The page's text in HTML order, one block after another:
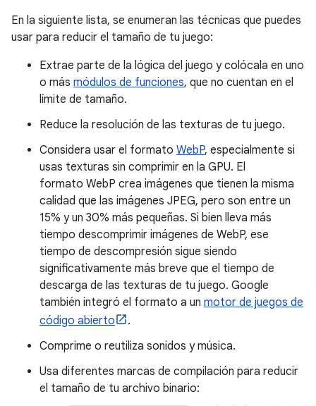
En la siguiente lista, se enumeran las técnicas que puedes
usar para reducir el tamaño de tu juego:
Extrae parte de la lógica del juego y colócala en uno
o más módulos de funciones, que no cuentan en el
límite de tamaño.
Reduce la resolución de las texturas de tu juego.
Considera usar el formato WebP, especialmente si
usas texturas sin comprimir en la GPU. El
formato WebP crea imágenes que tienen la misma
calidad que las imágenes JPEG, pero son entre un
15% y un 30% más pequeñas. Si bien lleva más
tiempo descomprimir imágenes de WebP, ese
tiempo de descompresión sigue siendo
significativamente más breve que el tiempo de
descarga de las texturas de tu juego. Google
también integró el formato a un motor de juegos de
código abierto
.
Comprime o reutiliza sonidos y música.
Usa diferentes marcas de compilación para reducir
el tamaño de tu archivo binario: